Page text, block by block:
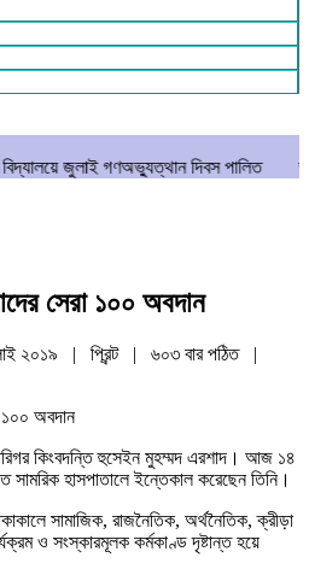
দিবস পালিত
ভবানীপুরে আ.লীগ নেতার
সেরা ১০০ অবদান
২০১৯ | প্রিন্ট | ৬০৩ বার পঠিত
|
কিংবদন্তি হুসেইন মুহম্মদ এরশাদ। আজ ১৪
সামরিক হাসপাতালে ইন্তেকাল করেছেন তিনি।
সামাজিক, রাজনৈতিক, অর্থনৈতিক, ক্রীড়া
ও সংস্কারমূলক কর্মকাণ্ড দৃষ্টান্ত হয়ে